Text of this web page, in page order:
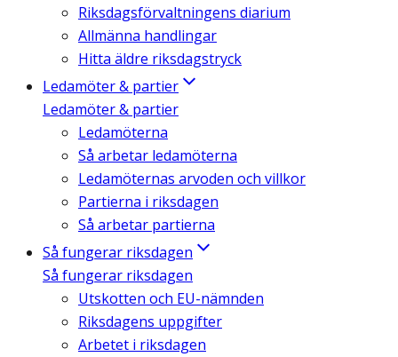
Riksdagsförvaltningens diarium
Allmänna handlingar
Hitta äldre riksdagstryck
Ledamöter & partier
Ledamöter & partier
Ledamöterna
Så arbetar ledamöterna
Ledamöternas arvoden och villkor
Partierna i riksdagen
Så arbetar partierna
Så fungerar riksdagen
Så fungerar riksdagen
Utskotten och EU-nämnden
Riksdagens uppgifter
Arbetet i riksdagen